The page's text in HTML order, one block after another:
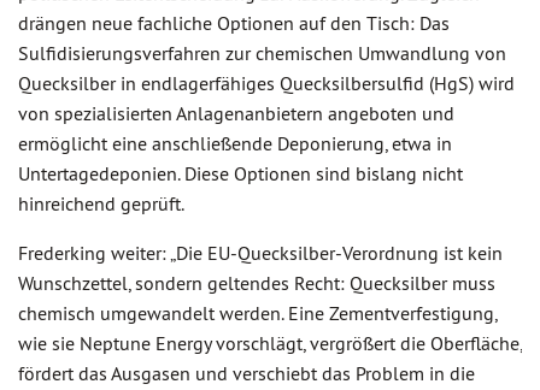
drängen neue fachliche Optionen auf den Tisch: Das
Sulfidisierungsverfahren zur chemischen Umwandlung von
Quecksilber in endlagerfähiges Quecksilbersulfid (HgS) wird
von spezialisierten Anlagenanbietern angeboten und
ermöglicht eine anschließende Deponierung, etwa in
Untertagedeponien. Diese Optionen sind bislang nicht
hinreichend geprüft.
Frederking weiter: „Die EU-Quecksilber-Verordnung ist kein
Wunschzettel, sondern geltendes Recht: Quecksilber muss
chemisch umgewandelt werden. Eine Zementverfestigung,
wie sie Neptune Energy vorschlägt, vergrößert die Oberfläche,
fördert das Ausgasen und verschiebt das Problem in die